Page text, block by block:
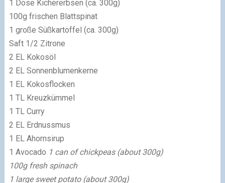
1 Dose Kichererbsen (ca. 300g)
100g frischen Blattspinat
1 große Süßkartoffel (ca. 300g)
Saft 1/2 Zitrone
2 EL Kokosöl
2 EL Sonnenblumenkerne
1 EL Kokosflocken
1 TL Kreuzkümmel
1 TL Curry
2 EL Erdnussmus
1 EL Ahornsirup
1 Avocado 1 can of chickpeas (about 300g)
100g fresh spinach
1 large sweet potato (about 300g)